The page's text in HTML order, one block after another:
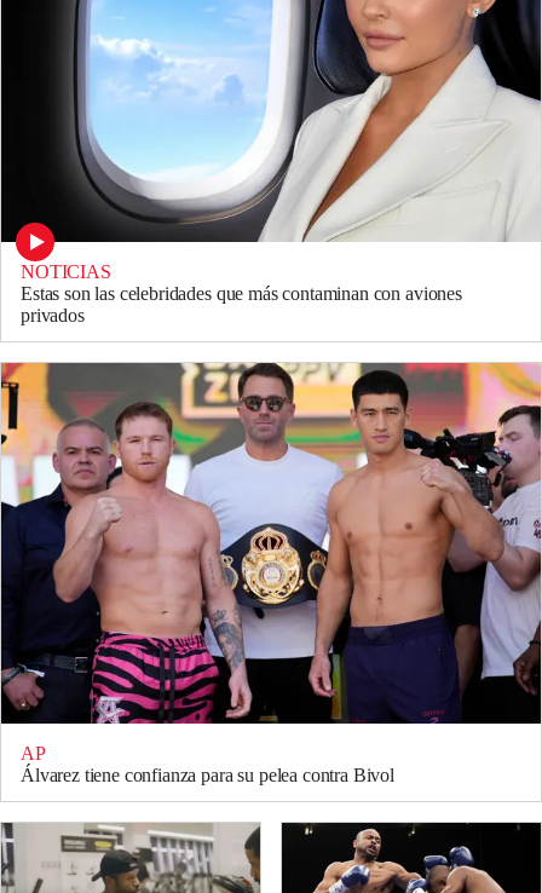
NOTICIAS
Estas son las celebridades que más contaminan con aviones
privados
AP
Álvarez tiene confianza para su pelea contra Bivol